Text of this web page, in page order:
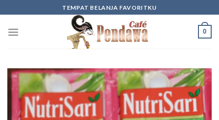
to
content
TEMPAT BELANJA FAVORITKU
0